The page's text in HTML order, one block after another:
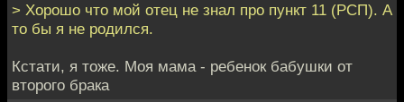
> Хорошо что мой отец не знал про пункт 11 (РСП). А
то бы я не родился.
Кстати, я тоже. Моя мама - ребенок бабушки от
второго брака